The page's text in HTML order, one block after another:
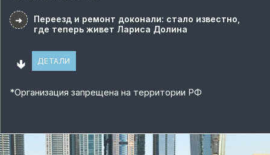
➜
Переезд и ремонт доконали: стало известно,
где теперь живет Лариса Долина
🢃 ДЕТАЛИ
*Организация запрещена на территории РФ